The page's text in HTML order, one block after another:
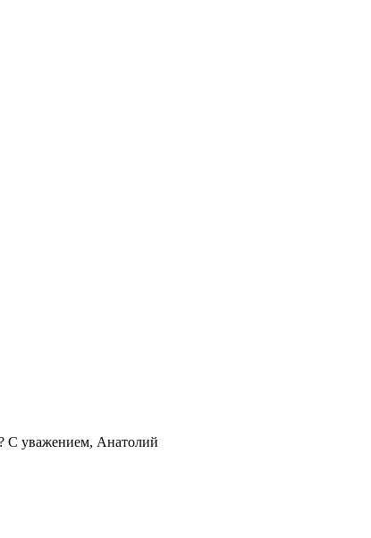
С уважением, Анатолий